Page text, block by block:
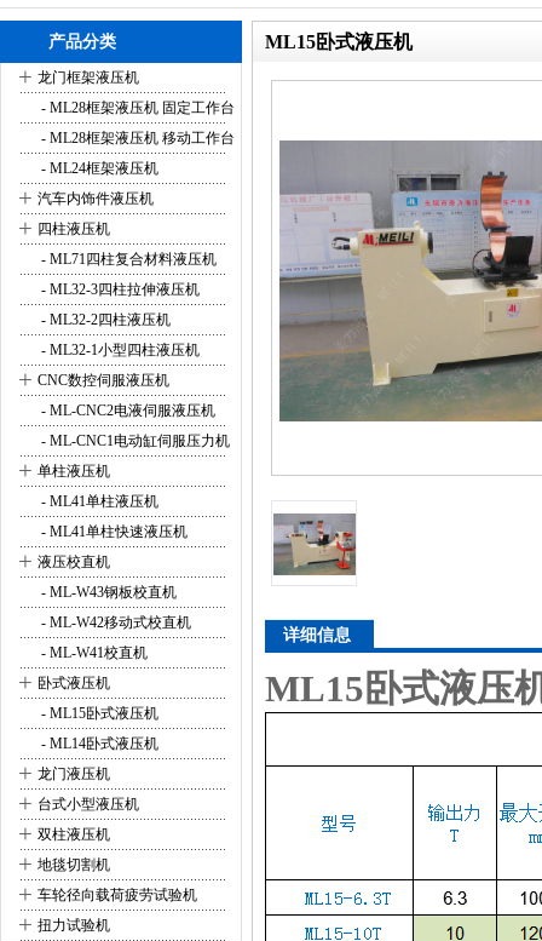
产品分类
+ 龙门框架液压机
- ML28框架液压机 固定工作台
- ML28框架液压机 移动工作台
- ML24框架液压机
+ 汽车内饰件液压机
+ 四柱液压机
- ML71四柱复合材料液压机
- ML32-3四柱拉伸液压机
- ML32-2四柱液压机
- ML32-1小型四柱液压机
+ CNC数控伺服液压机
- ML-CNC2电液伺服液压机
- ML-CNC1电动缸伺服压力机
+ 单柱液压机
- ML41单柱液压机
- ML41单柱快速液压机
+ 液压校直机
- ML-W43钢板校直机
- ML-W42移动式校直机
- ML-W41校直机
+ 卧式液压机
- ML15卧式液压机
- ML14卧式液压机
+ 龙门液压机
+ 台式小型液压机
+ 双柱液压机
+ 地毯切割机
+ 车轮径向载荷疲劳试验机
+ 扭力试验机
ML15卧式液压机
详细信息
ML15卧式液压